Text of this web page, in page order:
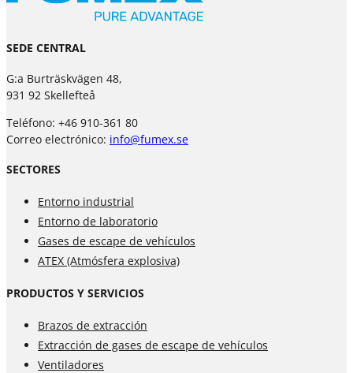
SEDE CENTRAL
G:a Burträskvägen 48,
931 92 Skellefteå
Teléfono: +46 910-361 80
Correo electrónico: info@fumex.se
SECTORES
Entorno industrial
Entorno de laboratorio
Gases de escape de vehículos
ATEX (Atmósfera explosiva)
PRODUCTOS Y SERVICIOS
Brazos de extracción
Extracción de gases de escape de vehículos
Ventiladores